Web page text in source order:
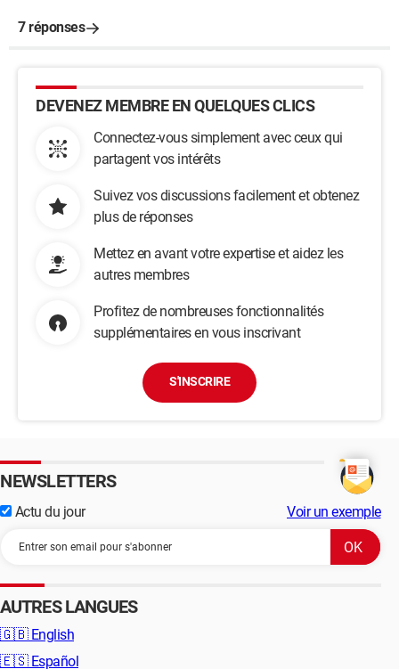
7 réponses
DEVENEZ MEMBRE EN QUELQUES CLICS
Connectez-vous simplement avec ceux qui
partagent vos intérêts
Suivez vos discussions facilement et obtenez
plus de réponses
Mettez en avant votre expertise et aidez les
autres membres
Profitez de nombreuses fonctionnalités
supplémentaires en vous inscrivant
S'INSCRIRE
NEWSLETTERS
Actu du jour Voir un exemple
AUTRES LANGUES
🇬🇧 English
🇪🇸 Español